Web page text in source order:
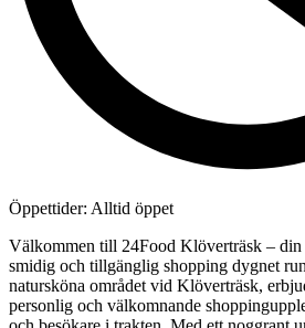
Öppettider: Alltid öppet
Välkommen till 24Food Klöverträsk –
smidig och tillgänglig shopping dygnet
natursköna området vid Klöverträsk,
personlig och välkomnande